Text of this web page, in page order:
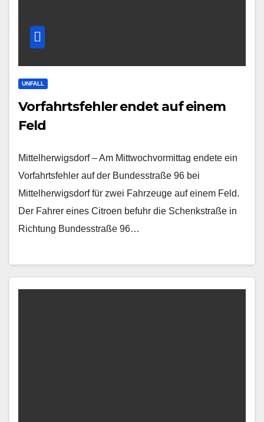
UNFALL
Vorfahrtsfehler endet auf einem
Feld
Mittelherwigsdorf – Am Mittwochvormittag endete ein
Vorfahrtsfehler auf der Bundesstraße 96 bei
Mittelherwigsdorf für zwei Fahrzeuge auf einem Feld.
Der Fahrer eines Citroen befuhr die Schenkstraße in
Richtung Bundesstraße 96…